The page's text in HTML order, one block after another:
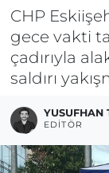
CHP
gece vakti
çadırıyla
saldırı
YUSUFHAN
EDITÖR